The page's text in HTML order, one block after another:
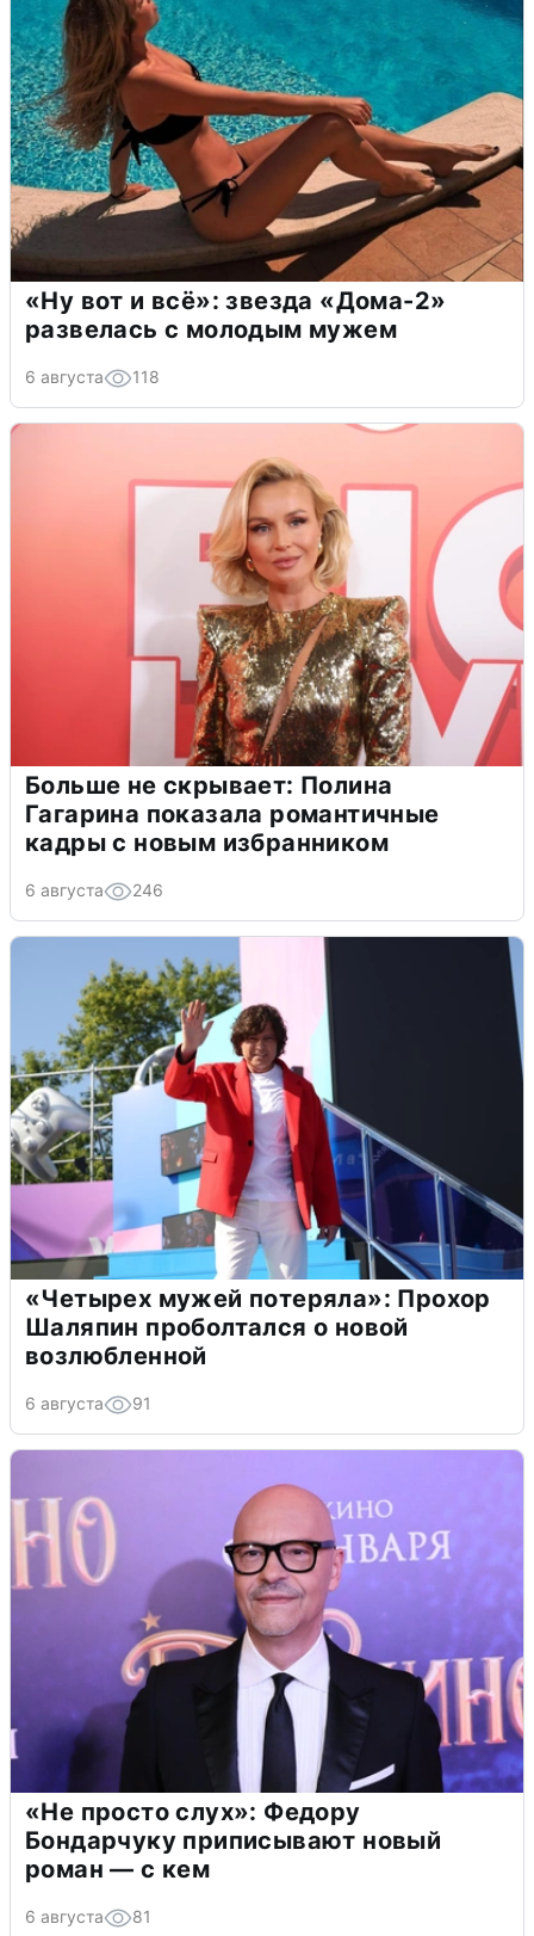
«Ну вот и всё»: звезда «Дома-2»
развелась с молодым мужем
6 августа 118
Больше не скрывает: Полина
Гагарина показала романтичные
кадры с новым избранником
6 августа 246
«Четырех мужей потеряла»: Прохор
Шаляпин проболтался о новой
возлюбленной
6 августа 91
«Не просто слух»: Федору
Бондарчуку приписывают новый
роман — с кем
6 августа 81